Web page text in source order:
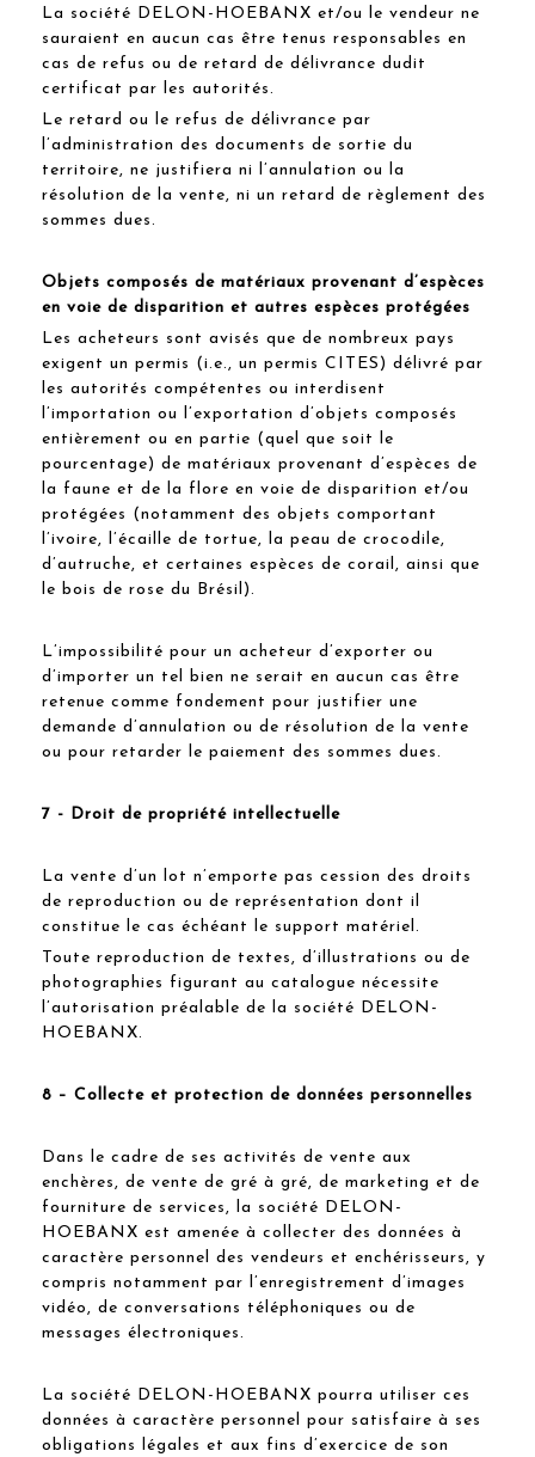
La société DELON-HOEBANX et/ou le vendeur ne
sauraient en aucun cas être tenus responsables en
cas de refus ou de retard de délivrance dudit
certificat par les autorités.
Le retard ou le refus de délivrance par
l’administration des documents de sortie du
territoire, ne justifiera ni l’annulation ou la
résolution de la vente, ni un retard de règlement des
sommes dues.
Objets composés de matériaux provenant d’espèces
en voie de disparition et autres espèces protégées
Les acheteurs sont avisés que de nombreux pays
exigent un permis (i.e., un permis CITES) délivré par
les autorités compétentes ou interdisent
l’importation ou l’exportation d’objets composés
entièrement ou en partie (quel que soit le
pourcentage) de matériaux provenant d’espèces de
la faune et de la flore en voie de disparition et/ou
protégées (notamment des objets comportant
l’ivoire, l’écaille de tortue, la peau de crocodile,
d’autruche, et certaines espèces de corail, ainsi que
le bois de rose du Brésil).
L’impossibilité pour un acheteur d’exporter ou
d’importer un tel bien ne serait en aucun cas être
retenue comme fondement pour justifier une
demande d’annulation ou de résolution de la vente
ou pour retarder le paiement des sommes dues.
7 - Droit de propriété intellectuelle
La vente d’un lot n’emporte pas cession des droits
de reproduction ou de représentation dont il
constitue le cas échéant le support matériel.
Toute reproduction de textes, d’illustrations ou de
photographies figurant au catalogue nécessite
l’autorisation préalable de la société DELON-
HOEBANX.
8 – Collecte et protection de données personnelles
Dans le cadre de ses activités de vente aux
enchères, de vente de gré à gré, de marketing et de
fourniture de services, la société DELON-
HOEBANX est amenée à collecter des données à
caractère personnel des vendeurs et enchérisseurs, y
compris notamment par l’enregistrement d’images
vidéo, de conversations téléphoniques ou de
messages électroniques.
La société DELON-HOEBANX pourra utiliser ces
données à caractère personnel pour satisfaire à ses
obligations légales et aux fins d’exercice de son